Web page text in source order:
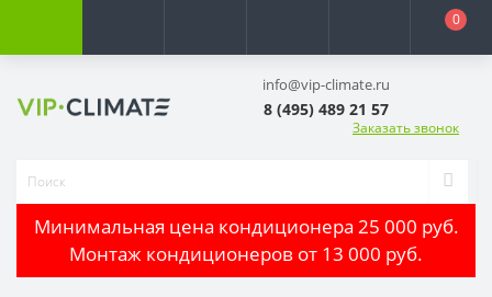
0
info@vip-climate.ru
8 (495) 489 21 57
Заказать звонок
Минимальная цена кондиционера 25 000 руб.
Монтаж кондиционеров от 13 000 руб.